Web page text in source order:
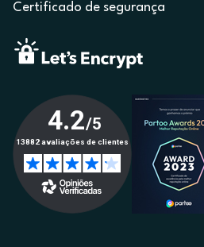
Certificado de segurança